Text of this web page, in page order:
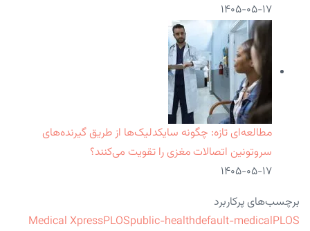
۱۴۰۵-۰۵-۱۷
مطالعه‌ای تازه: چگونه سایکدلیک‌ها از طریق گیرنده‌های
سروتونین اتصالات مغزی را تقویت می‌کنند؟
۱۴۰۵-۰۵-۱۷
برچسب‌های پرکاربرد
Medical XpressPLOSpublic-healthdefault-medicalPLOS